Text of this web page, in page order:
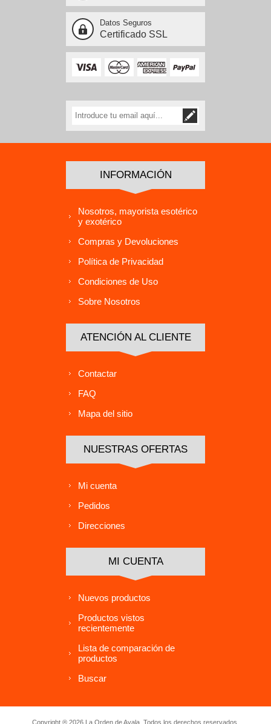
Datos Seguros
Certificado SSL
INFORMACIÓN
Nosotros, mayorista esotérico
y exotérico
Compras y Devoluciones
Política de Privacidad
Condiciones de Uso
Sobre Nosotros
ATENCIÓN AL CLIENTE
Contactar
FAQ
Mapa del sitio
NUESTRAS OFERTAS
Mi cuenta
Pedidos
Direcciones
MI CUENTA
Nuevos productos
Productos vistos
recientemente
Lista de comparación de
productos
Buscar
Copyright ® 2026 La Orden de Ayala. Todos los derechos reservados.